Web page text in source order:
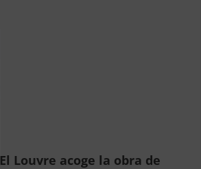
El Louvre acoge la obra de